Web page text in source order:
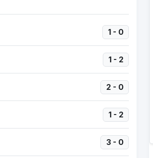
1 - 0
1 - 2
2 - 0
1 - 2
3 - 0